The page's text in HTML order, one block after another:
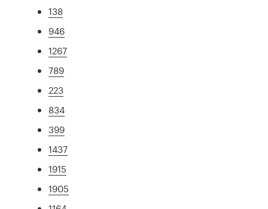
138
946
1267
789
223
834
399
1437
1915
1905